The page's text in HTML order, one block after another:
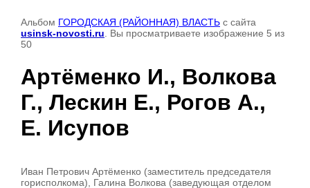
Альбом ГОРОДСКАЯ (РАЙОННАЯ) ВЛАСТЬ с сайта
usinsk-novosti.ru . Вы просматриваете изображение 5 из
50
Артёменко И., Волкова
Г., Лескин Е., Рогов А.,
Е. Исупов
Иван Петрович Артёменко (заместитель председателя
горисполкома), Галина Волкова (заведующая отделом